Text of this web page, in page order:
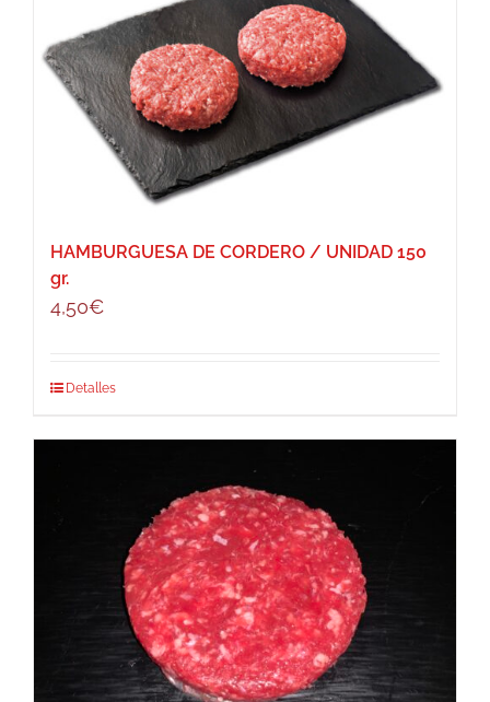
HAMBURGUESA DE CORDERO / UNIDAD 150
gr.
4,50€
Detalles